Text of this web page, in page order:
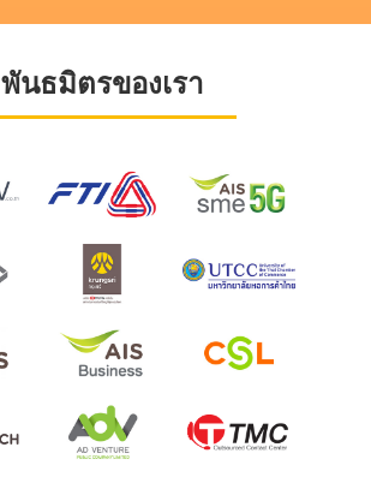
พันธมิตรของเรา